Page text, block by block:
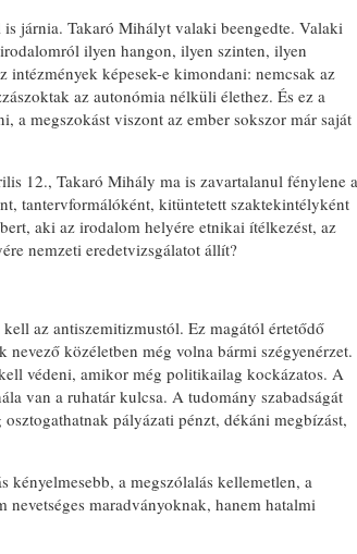
járnia. Takaró Mihályt valaki beengedte. Valaki
ilyen hangon, ilyen szinten, ilyen
intézmények képesek-e kimondani: nemcsak az
az autonómia nélküli élethez. És ez a
a megszokást viszont az ember sokszor már saját
12., Takaró Mihály ma is zavartalanul fénylene a
tantervformálóként, kitüntetett szaktekintélyként
aki az irodalom helyére etnikai ítélkezést, az
nemzeti eredetvizsgálatot állít?
az antiszemitizmustól. Ez magától értetődő
közéletben még volna bármi szégyenérzet.
védeni, amikor még politikailag kockázatos. A
van a ruhatár kulcsa. A tudomány szabadságát
pályázati pénzt, dékáni megbízást,
a megszólalás kellemetlen, a
maradványoknak, hanem hatalmi